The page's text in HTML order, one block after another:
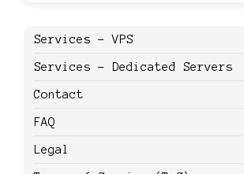
Services - VPS
Services - Dedicated Servers
Contact
FAQ
Legal